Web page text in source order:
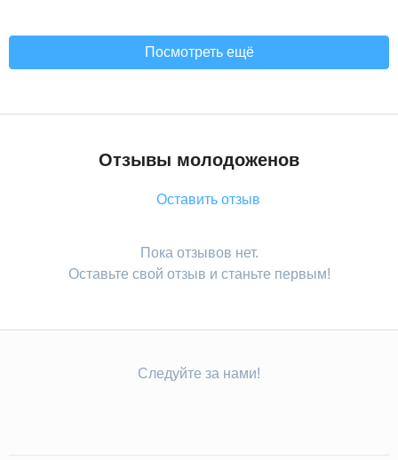
Посмотреть ещё
Отзывы молодоженов
Оставить отзыв
Пока отзывов нет.
Оставьте свой отзыв и станьте первым!
Следуйте за нами!